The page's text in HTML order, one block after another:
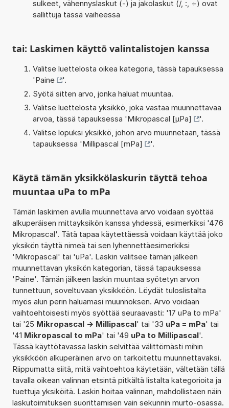
sulkeet, vähennyslaskut (-) ja jakolaskut (/, :, ÷) ovat
sallittuja tässä vaiheessa
tai: Laskimen käyttö valintalistojen kanssa
Valitse luettelosta oikea kategoria, tässä tapauksessa
'Paine
'.
Syötä sitten arvo, jonka haluat muuntaa.
Valitse luettelosta yksikkö, joka vastaa muunnettavaa
arvoa, tässä tapauksessa 'Mikropascal [µPa]
'.
Valitse lopuksi yksikkö, johon arvo muunnetaan, tässä
tapauksessa 'Millipascal [mPa] '.
Käytä tämän yksikkölaskurin täyttä tehoa
muuntaa uPa to mPa
Tämän laskimen avulla muunnettava arvo voidaan syöttää
alkuperäisen mittayksikön kanssa yhdessä, esimerkiksi '476
Mikropascal'. Tätä tapaa käytettäessä voidaan käyttää joko
yksikön täyttä nimeä tai sen lyhennettäesimerkiksi
'Mikropascal' tai 'uPa'. Laskin valitsee tämän jälkeen
muunnettavan yksikön kategorian, tässä tapauksessa
'Paine'. Tämän jälkeen laskin muuntaa syötetyn arvon
tunnettuun, soveltuvaan yksikköön. Löydät tuloslistalta
myös alun perin haluamasi muunnoksen. Arvo voidaan
vaihtoehtoisesti myös syöttää seuraavasti: '17 uPa to mPa'
tai '25 Mikropascal -> Millipascal' tai '33 uPa = mPa' tai
'41 Mikropascal to mPa' tai '49 uPa to Millipascal'.
Tässä käyttötavassa laskin selvittää välittömästi mihin
yksikköön alkuperäinen arvo on tarkoitettu muunnettavaksi.
Riippumatta siitä, mitä vaihtoehtoa käytetään, vältetään tällä
tavalla oikean valinnan etsintä pitkältä listalta kategorioita ja
tuettuja yksiköitä. Laskin hoitaa valinnan, mahdollistaen näin
laskutoimituksen suorittamisen vain sekunnin murto-osassa.